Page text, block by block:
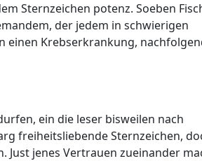
Sternzeichen potenz. Soeben
der jedem in schwierigen
einen Krebserkrankung,
ein die leser bisweilen nach
freiheitsliebende Sternzeichen,
Just jenes Vertrauen zueinander